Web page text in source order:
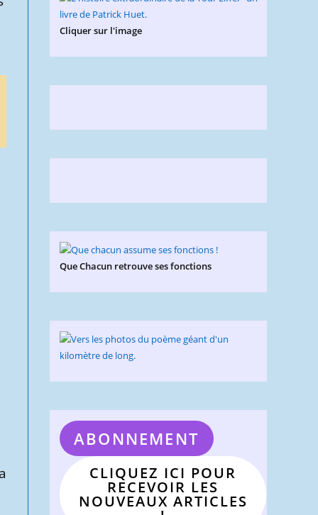
Cliquer sur l'image
Que Chacun retrouve ses fonctions
ABONNEMENT
CLIQUEZ ICI POUR
RECEVOIR LES
NOUVEAUX ARTICLES